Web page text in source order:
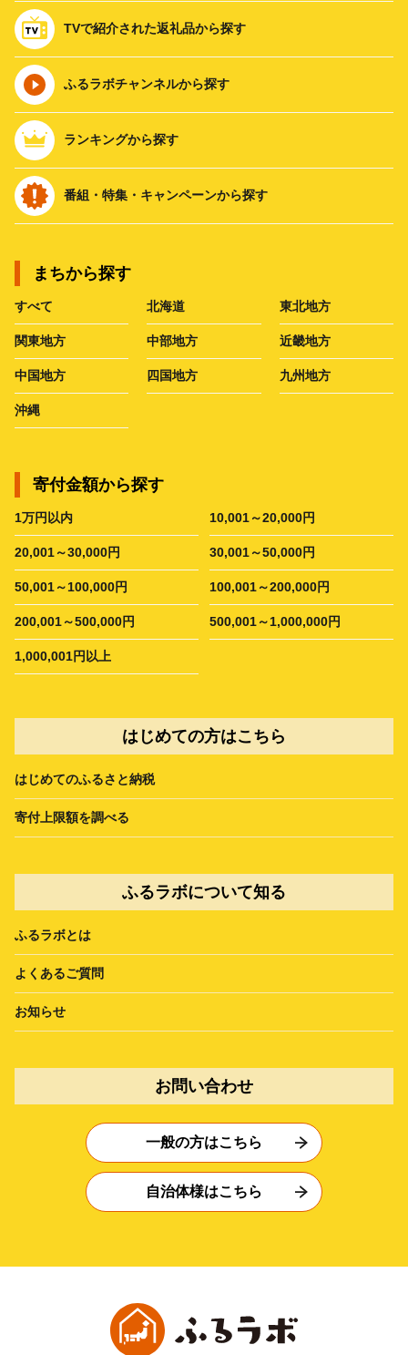
TVで紹介された返礼品から探す
ふるラボチャンネルから探す
ランキングから探す
番組・特集・キャンペーンから探す
まちから探す
すべて 北海道 東北地方
関東地方 中部地方 近畿地方
中国地方 四国地方 九州地方
沖縄
寄付金額から探す
1万円以内 10,001～20,000円
20,001～30,000円 30,001～50,000円
50,001～100,000円 100,001～200,000円
200,001～500,000円 500,001～1,000,000円
1,000,001円以上
はじめての方はこちら
はじめてのふるさと納税
寄付上限額を調べる
ふるラボについて知る
ふるラボとは
よくあるご質問
お知らせ
お問い合わせ
一般の方はこちら
自治体様はこちら